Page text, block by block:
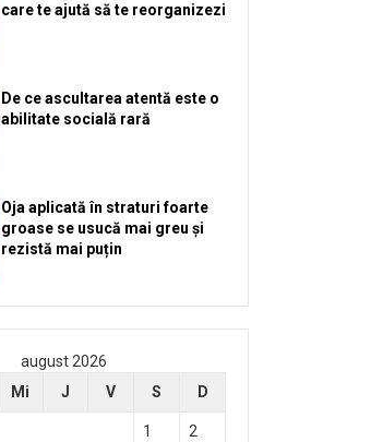
care te ajută să te reorganizezi
De ce ascultarea atentă este o
abilitate socială rară
Oja aplicată în straturi foarte
groase se usucă mai greu și
rezistă mai puțin
august 2026
Mi J V S D
1 2